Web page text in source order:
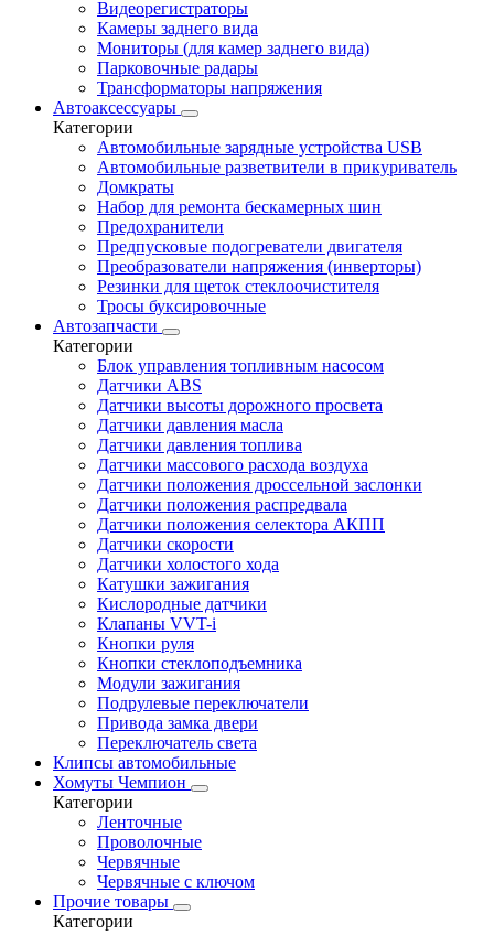
Видеорегистраторы
Камеры заднего вида
Мониторы (для камер заднего вида)
Парковочные радары
Трансформаторы напряжения
Автоаксессуары
Категории
Автомобильные зарядные устройства USB
Автомобильные разветвители в прикуриватель
Домкраты
Набор для ремонта бескамерных шин
Предохранители
Предпусковые подогреватели двигателя
Преобразователи напряжения (инверторы)
Резинки для щеток стеклоочистителя
Тросы буксировочные
Автозапчасти
Категории
Блок управления топливным насосом
Датчики ABS
Датчики высоты дорожного просвета
Датчики давления масла
Датчики давления топлива
Датчики массового расхода воздуха
Датчики положения дроссельной заслонки
Датчики положения распредвала
Датчики положения селектора АКПП
Датчики скорости
Датчики холостого хода
Катушки зажигания
Кислородные датчики
Клапаны VVT-i
Кнопки руля
Кнопки стеклоподъемника
Модули зажигания
Подрулевые переключатели
Привода замка двери
Переключатель света
Клипсы автомобильные
Хомуты Чемпион
Категории
Ленточные
Проволочные
Червячные
Червячные с ключом
Прочие товары
Категории